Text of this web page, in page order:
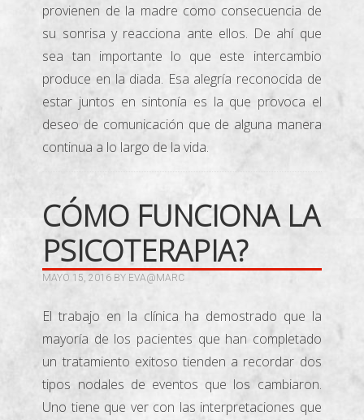
provienen de la madre como consecuencia de
su sonrisa y reacciona ante ellos. De ahí que
sea tan importante lo que este intercambio
produce en la diada. Esa alegría reconocida de
estar juntos en sintonía es la que provoca el
deseo de comunicación que de alguna manera
continua a lo largo de la vida.
CÓMO FUNCIONA LA
PSICOTERAPIA?
MAYO 15, 2016 BY EVA@MARC
El trabajo en la clínica ha demostrado que la
mayoría de los pacientes que han completado
un tratamiento exitoso tienden a recordar dos
tipos nodales de eventos que los cambiaron.
Uno tiene que ver con las interpretaciones que